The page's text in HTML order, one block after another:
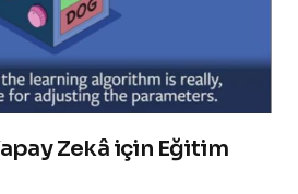
Zekâ için Eğitim